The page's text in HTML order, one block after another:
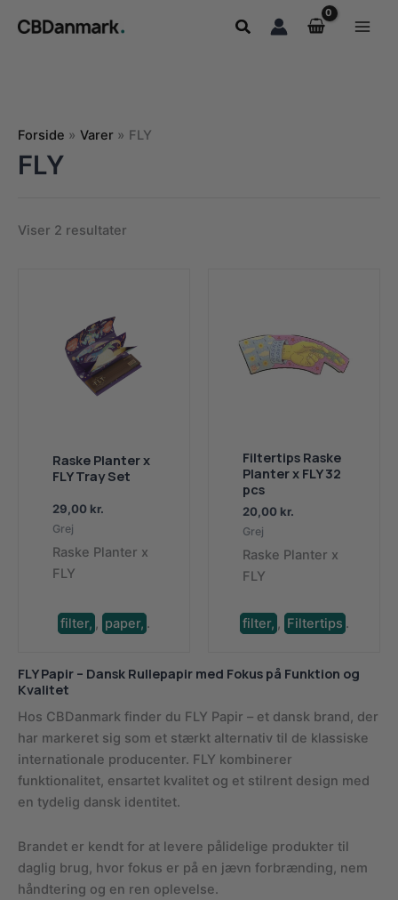
Søg
Forside Varer FLY
FLY
Viser 2 resultater
Raske Planter x
FLY Tray Set
29,00 kr.
Grej
Raske Planter x
FLY
filter, paper, .
Filtertips Raske
Planter x FLY 32
pcs
20,00 kr.
Grej
Raske Planter x
FLY
filter, Filtertips .
FLY Papir – Dansk Rullepapir med Fokus på Funktion og
Kvalitet
Hos CBDanmark finder du FLY Papir – et dansk brand, der
har markeret sig som et stærkt alternativ til de klassiske
internationale producenter. FLY kombinerer
funktionalitet, ensartet kvalitet og et stilrent design med
en tydelig dansk identitet.
Brandet er kendt for at levere pålidelige produkter til
daglig brug, hvor fokus er på en jævn forbrænding, nem
håndtering og en ren oplevelse.